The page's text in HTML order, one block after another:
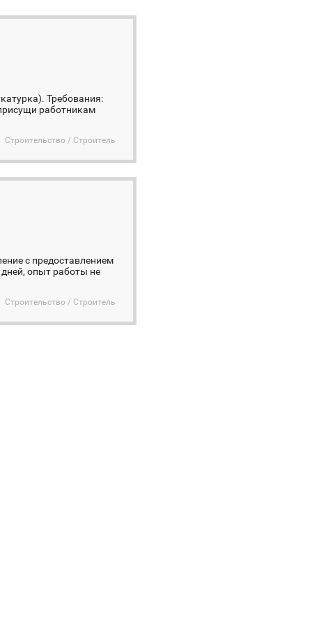
Требования:
работникам
Строительство / Строитель
с предоставлением
опыт работы не
Строительство / Строитель